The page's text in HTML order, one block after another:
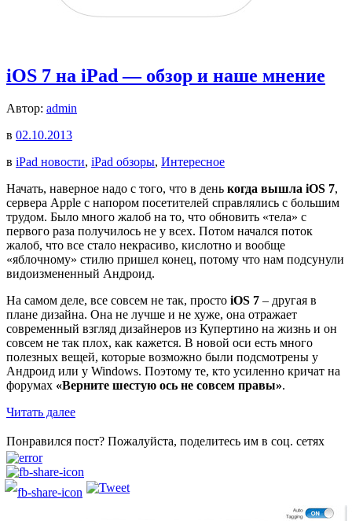
iOS 7 на iPad — обзор и наше мнение
Автор: admin
в 02.10.2013
в iPad новости, iPad обзоры, Интересное
Начать, наверное надо с того, что в день когда вышла iOS 7,
сервера Apple с напором посетителей справлялись с большим
трудом. Было много жалоб на то, что обновить «тела» с
первого раза получилось не у всех. Потом начался поток
жалоб, что все стало некрасиво, кислотно и вообще
«яблочному» стилю пришел конец, потому что нам подсунули
видоизмененный Андроид.
На самом деле, все совсем не так, просто iOS 7 – другая в
плане дизайна. Она не лучше и не хуже, она отражает
современный взгляд дизайнеров из Купертино на жизнь и он
совсем не так плох, как кажется. В новой оси есть много
полезных вещей, которые возможно были подсмотрены у
Андроид или у Windows. Поэтому те, кто усиленно кричат на
форумах «Верните шестую ось не совсем правы».
Читать далее
Понравился пост? Пожалуйста, поделитесь им в соц. сетях